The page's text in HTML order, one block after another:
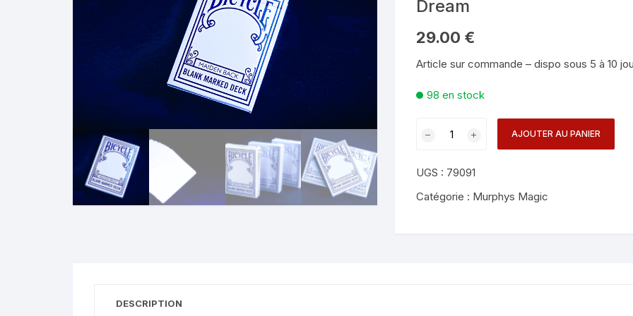
Grandes
Neige – Rubans – Steamers
Ballons
Aimants
Roughing – Produits
Dream
29.00 €
Article sur commande – dispo sous 5 à 10
98 en stock
Marked
Deck
AJOUTER AU PANIER
UGS : 79091
Catégorie : Murphys Magic
DESCRIPTION